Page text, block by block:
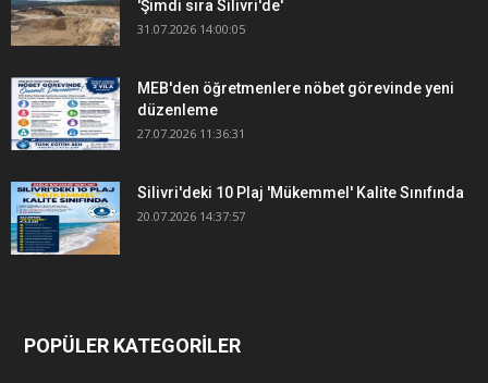
'Şimdi sıra Silivri'de'
31.07.2026 14:00:05
MEB'den öğretmenlere nöbet görevinde yeni
düzenleme
27.07.2026 11:36:31
Silivri'deki 10 Plaj 'Mükemmel' Kalite Sınıfında
20.07.2026 14:37:57
POPÜLER KATEGORİLER